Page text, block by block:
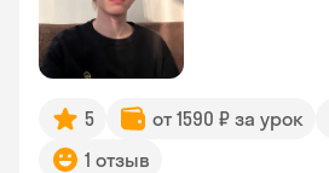
5 от 1590 ₽ за урок
1 отзыв